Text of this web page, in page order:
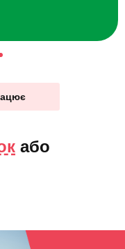
або